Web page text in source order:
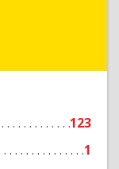
123
1